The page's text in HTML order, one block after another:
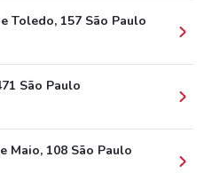
Toledo, 157 São Paulo
São Paulo
Maio, 108 São Paulo